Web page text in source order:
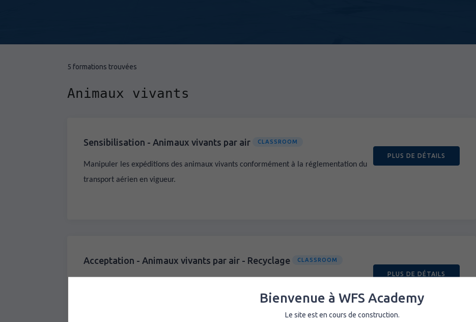
5 formations trouvées
Animaux vivants
Sensibilisation - Animaux vivants par air CLASSROOM
Manipuler les expéditions des animaux vivants conformément à la réglementation du
transport aérien en vigueur.
PLUS DE DÉTAILS
Acceptation - Animaux vivants par air - Recyclage CLASSROOM
PLUS DE DÉTAILS
Bienvenue à WFS Academy
Le site est en cours de construction.